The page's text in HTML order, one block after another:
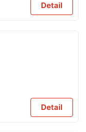
Detail
Detail